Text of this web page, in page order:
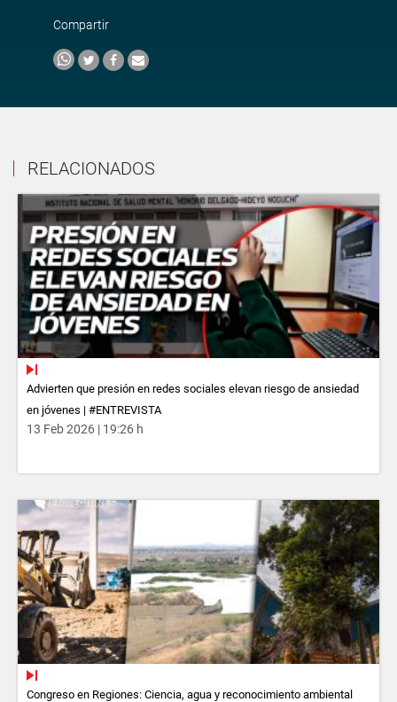
Compartir
RELACIONADOS
Advierten que presión en redes sociales elevan riesgo de ansiedad
en jóvenes | #ENTREVISTA
13 Feb 2026 | 19:26 h
Congreso en Regiones: Ciencia, agua y reconocimiento ambiental